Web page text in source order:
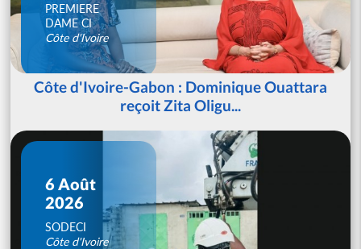
PREMIERE
DAME CI
Côte d'Ivoire
Côte d'Ivoire-Gabon : Dominique Ouattara
reçoit Zita Oligu...
6 Août
2026
SODECI
Côte d'Ivoire